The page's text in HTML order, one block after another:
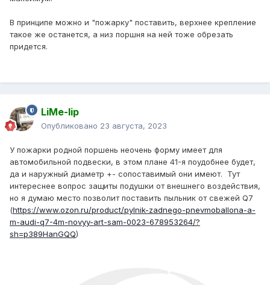
В принципе можно и "пожарку" поставить, верхнее крепление
такое же останется, а низ поршня на ней тоже обрезать
придется.
LiMe-lip
Опубликовано 23 августа, 2023
У пожарки родной поршень неочень форму имеет для
автомобильной подвески, в этом плане 41-я поудобнее будет,
да и наружный диаметр +- сопоставимый они имеют. Тут
интереснее вопрос защиты подушки от внешнего воздействия,
но я думаю место позволит поставить пыльник от свежей Q7
(https://www.ozon.ru/product/pylnik-zadnego-pnevmoballona-a-
m-audi-q7-4m-novyy-art-sam-0023-678953264/?
sh=p389HanGQQ)